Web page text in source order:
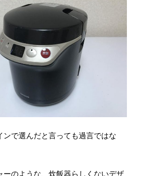
ンで選んだと言っても過言ではな
ーのような、炊飯器らしくないデザ